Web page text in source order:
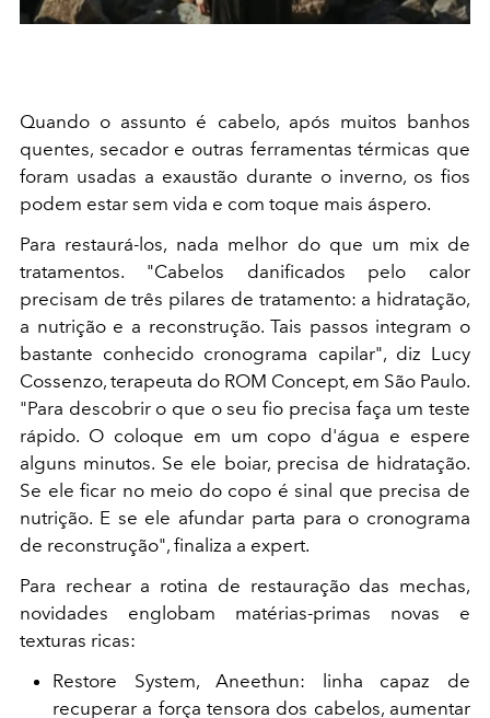
Quando o assunto é cabelo, após muitos banhos
quentes, secador e outras ferramentas térmicas que
foram usadas a exaustão durante o inverno, os fios
podem estar sem vida e com toque mais áspero.
Para restaurá-los, nada melhor do que um mix de
tratamentos. "Cabelos danificados pelo calor
precisam de três pilares de tratamento: a hidratação,
a nutrição e a reconstrução. Tais passos integram o
bastante conhecido cronograma capilar", diz Lucy
Cossenzo, terapeuta do ROM Concept, em São Paulo.
"Para descobrir o que o seu fio precisa faça um teste
rápido. O coloque em um copo d'água e espere
alguns minutos. Se ele boiar, precisa de hidratação.
Se ele ficar no meio do copo é sinal que precisa de
nutrição. E se ele afundar parta para o cronograma
de reconstrução", finaliza a expert.
Para rechear a rotina de restauração das mechas,
novidades englobam matérias-primas novas e
texturas ricas:
Restore System, Aneethun: linha capaz de
recuperar a força tensora dos cabelos, aumentar